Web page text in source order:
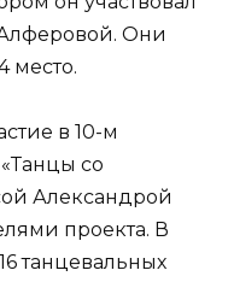
Они
место.
в 10-м
со
Александрой
проекта. В
танцевальных